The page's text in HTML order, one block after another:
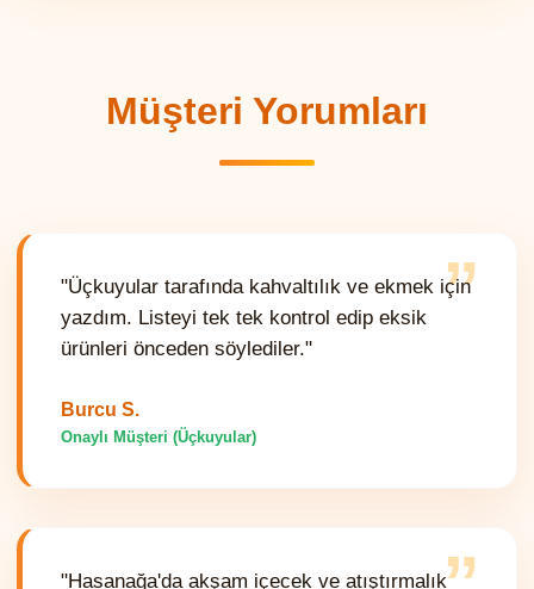
Müşteri Yorumları
”
"Üçkuyular tarafında kahvaltılık ve ekmek için
yazdım. Listeyi tek tek kontrol edip eksik
ürünleri önceden söylediler."
Burcu S.
Onaylı Müşteri (Üçkuyular)
"Hasanağa'da akşam içecek ve atıştırmalık